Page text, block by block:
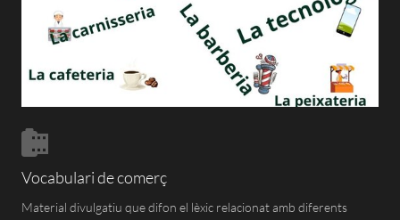
Vocabulari de comerç
Material divulgatiu que difon el lèxic relacionat amb diferents